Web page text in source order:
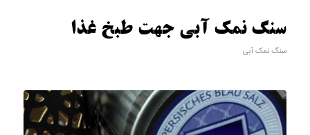
سنگ نمک آبی جهت طبخ غذا
سنگ نمک آبی